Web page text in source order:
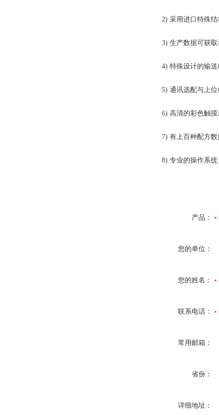
2) 采用进口特殊结
3) 生产数据可获取
4) 特殊设计的输送
5) 通讯选配与上位
6) 高清的彩色触摸
7) 有上百种配方数
8) 专业的操作系统
产品：
您的单位：
您的姓名：
联系电话：
常用邮箱：
省份：
详细地址：